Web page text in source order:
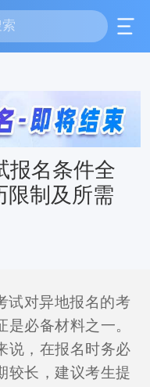
报名条件全
限制及所需
试对异地报名的考
必备材料之一。
说，在报名时务必
较长，建议考生提